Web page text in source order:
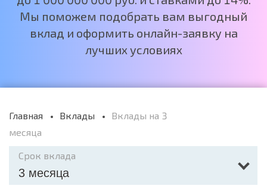
Мы поможем подобрать вам выгодный
вклад и оформить онлайн-заявку на
лучших условиях
Главная Вклады
Вклады на 3
месяца
Срок вклада
3 месяца